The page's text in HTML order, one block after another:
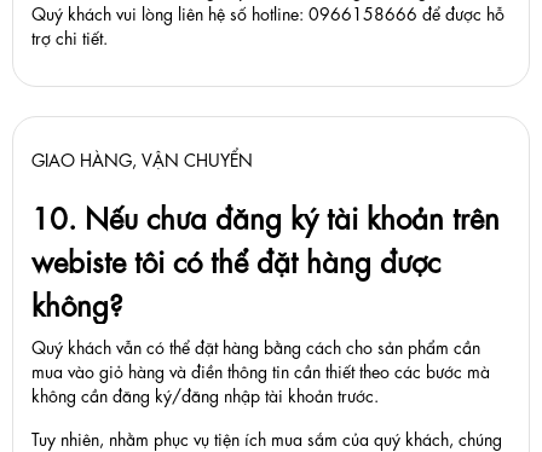
Quý khách vui lòng liên hệ số hotline: 0966158666 để được hỗ
trợ chi tiết.
GIAO HÀNG, VẬN CHUYỂN
10. Nếu chưa đăng ký tài khoản trên
webiste tôi có thể đặt hàng được
không?
Quý khách vẫn có thể đặt hàng bằng cách cho sản phẩm cần
mua vào giỏ hàng và điền thông tin cần thiết theo các bước mà
không cần đăng ký/đăng nhập tài khoản trước.
Tuy nhiên, nhằm phục vụ tiện ích mua sắm của quý khách, chúng